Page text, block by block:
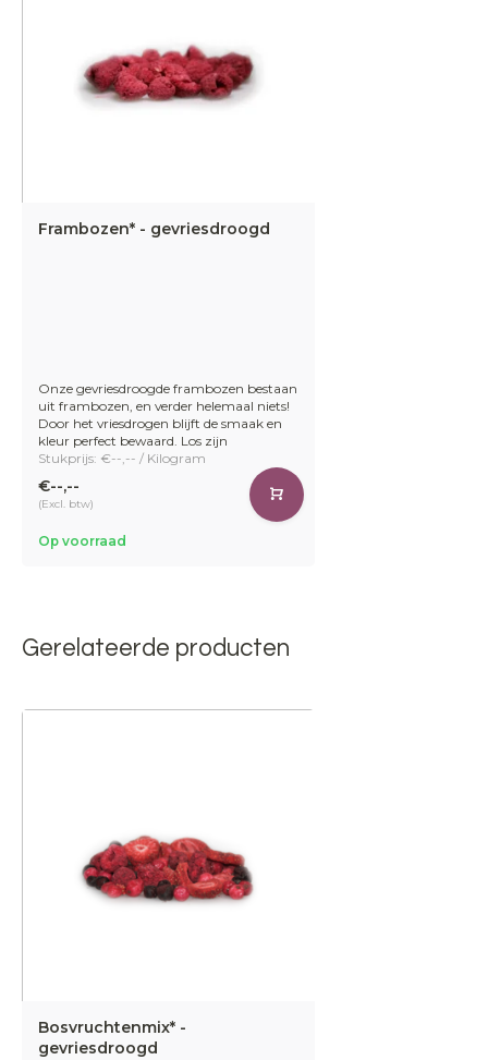
Frambozen* - gevriesdroogd
Onze gevriesdroogde frambozen bestaan
uit frambozen, en verder helemaal niets!
Door het vriesdrogen blijft de smaak en
kleur perfect bewaard. Los zijn
Stukprijs: €--,-- / Kilogram
€--,--
(Excl. btw)
Op voorraad
Gerelateerde producten
Bosvruchtenmix* -
gevriesdroogd